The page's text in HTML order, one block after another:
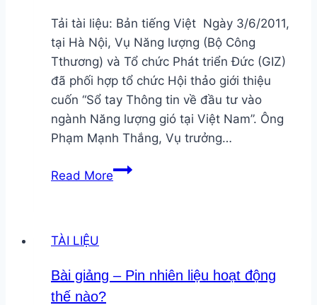
Tải tài liệu: Bản tiếng Việt Ngày 3/6/2011,
tại Hà Nội, Vụ Năng lượng (Bộ Công
Tthương) và Tổ chức Phát triển Đức (GIZ)
đã phối hợp tổ chức Hội thảo giới thiệu
cuốn “Sổ tay Thông tin về đầu tư vào
ngành Năng lượng gió tại Việt Nam”. Ông
Phạm Mạnh Thắng, Vụ trưởng…
Read MoreSổ
lượng
TÀI LIỆU
Bài giảng – Pin nhiên liệu hoạt động
thế nào?